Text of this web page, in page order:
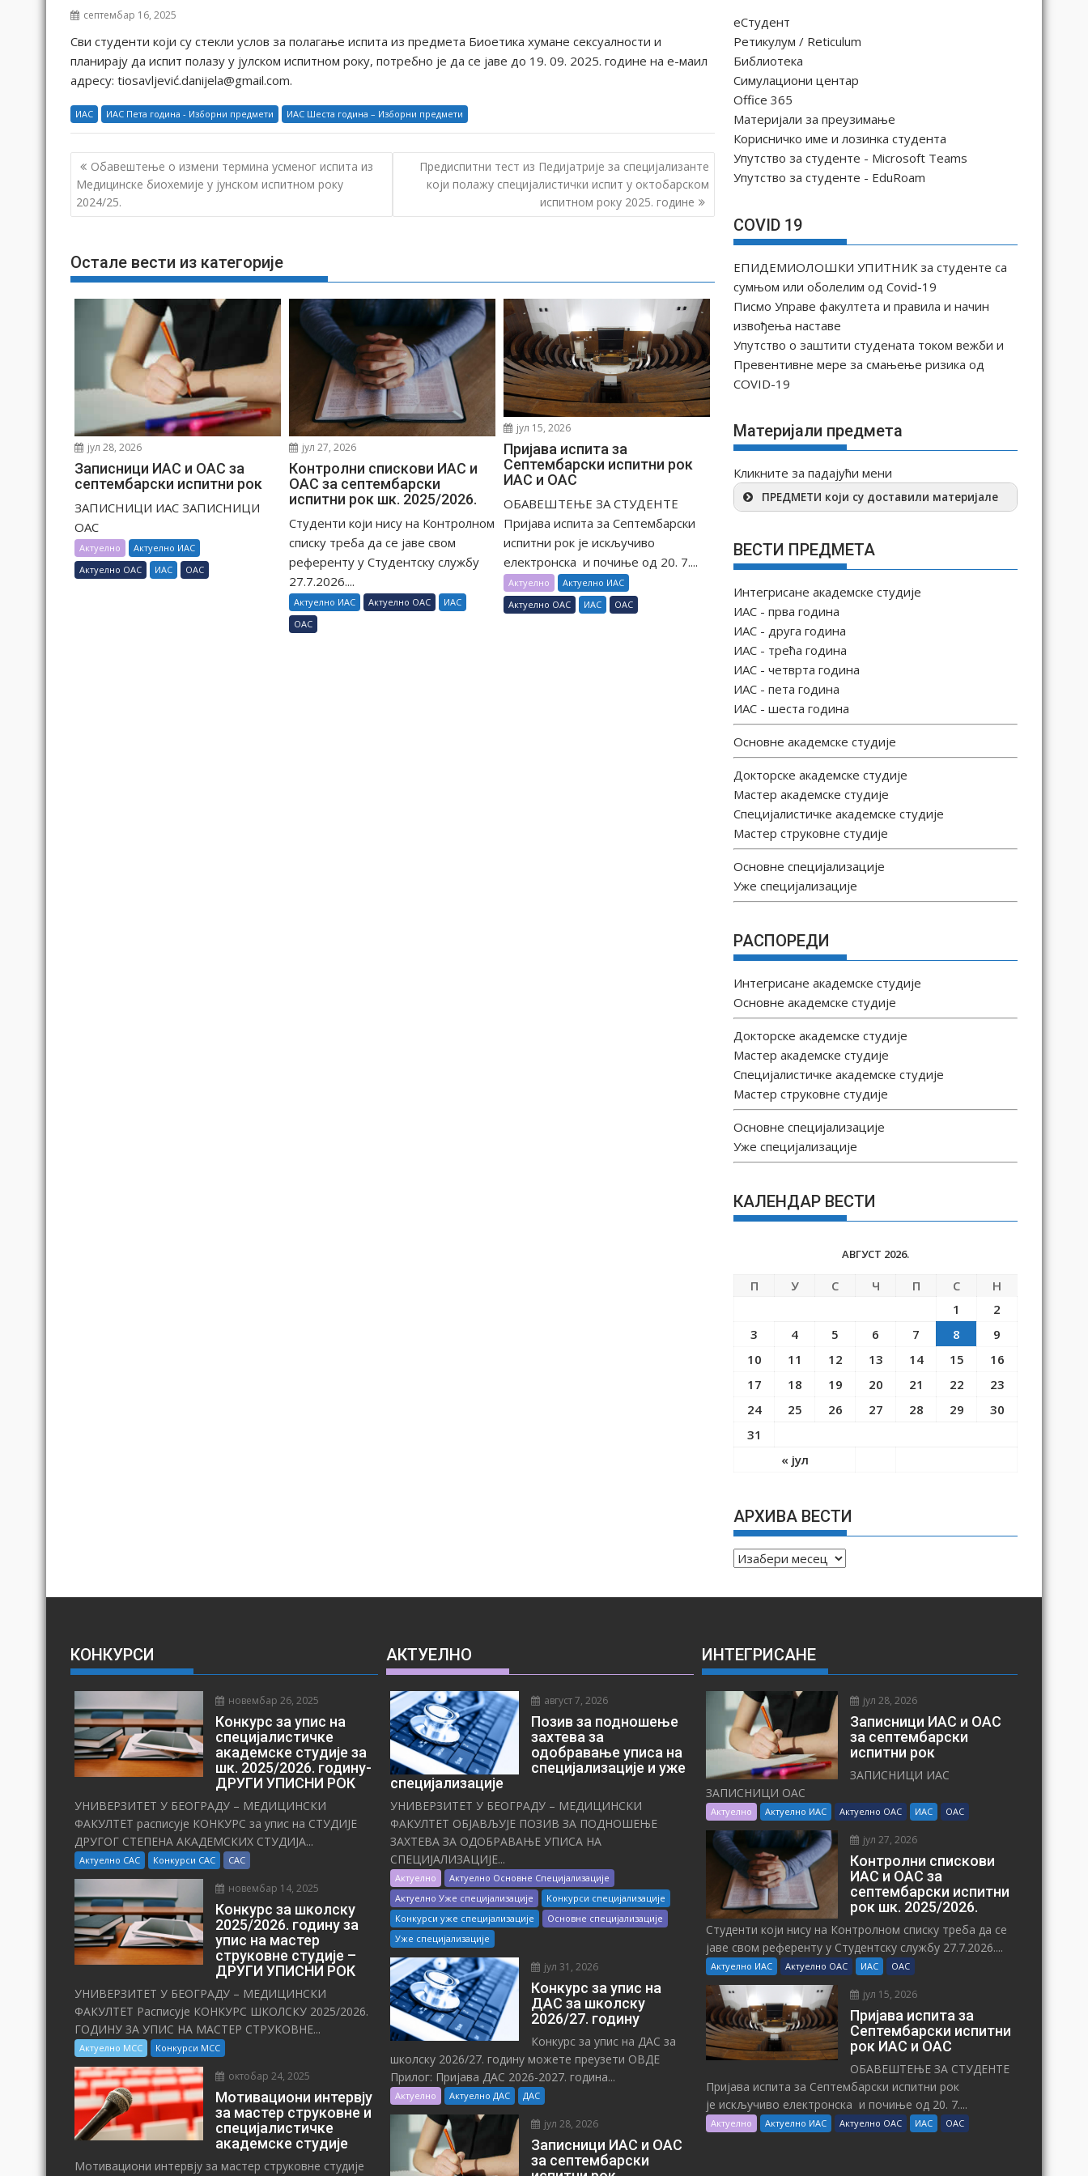
септембар 16, 2025
Сви студенти који су стекли услов за полагање испита из предмета Биоетика хумане сексуалности и
планирају да испит полазу у јулском испитном року, потребно је да се јаве до 19. 09. 2025. године на е-маил
адресу: tiosavljević.danijela@gmail.com.
ИАС ИАС Пета година - Изборни предмети ИАС Шеста година – Изборни предмети
К
р
е
а
њ
к
Обавештење о измени термина усменог испита из
Медицинске биохемије у јунском испитном року
2024/25.
Предиспитни тест из Педијатрије за специјализанте
који полажу специјалистички испит у октобарском
испитном року 2025. године
Остале вести из категорије
јул 28, 2026
Записници ИАС и ОАС за
септембарски испитни рок
ЗАПИСНИЦИ ИАС ЗАПИСНИЦИ
ОАС
Актуелно
Актуелно ИАС
Актуелно ОАС
ИАС ОАС
јул 27, 2026
Контролни спискови ИАС и
ОАС за септембарски
испитни рок шк. 2025/2026.
Студенти који нису на Контролном
списку треба да се јаве свом
референту у Студентску службу
27.7.2026....
Актуелно ИАС Актуелно ОАС
ИАС
ОАС
јул 15, 2026
Пријава испита за
Септембарски испитни рок
ИАС и ОАС
ОБАВЕШТЕЊЕ ЗА СТУДЕНТЕ
Пријава испита за Септембарски
испитни рок је искључиво
електронска и почиње од 20. 7....
Актуелно
Актуелно ИАС
Актуелно ОАС
ИАС ОАС
еСтудент
Ретикулум / Reticulum
Библиотека
Симулациони центар
Office 365
Материјали за преузимање
Корисничко име и лозинка студента
Упутство за студенте - Microsoft Teams
Упутство за студенте - EduRoam
COVID 19
ЕПИДЕМИОЛОШКИ УПИТНИК за студенте са
сумњом или оболелим од Covid-19
Писмо Управе факултета и правила и начин
извођења наставе
Упутство о заштити студената током вежби и
Превентивне мере за смањење ризика од
COVID-19
Материјали предмета
Кликните за падајући мени
ПРЕДМЕТИ који су доставили материјале
ВЕСТИ ПРЕДМЕТА
Интегрисане академске студије
ИАС - прва година
ИАС - друга година
ИАС - трећа година
ИАС - четврта година
ИАС - пета година
ИАС - шеста година
Основне академске студије
Докторске академске студије
Мастер академске студије
Специјалистичке академске студије
Мастер струковне студије
Основне специјализације
Уже специјализације
РАСПОРЕДИ
Интегрисане академске студије
Основне академске студије
Докторске академске студије
Мастер академске студије
Специјалистичке академске студије
Мастер струковне студије
Основне специјализације
Уже специјализације
КАЛЕНДАР ВЕСТИ
АВГУСТ 2026.
П У С Ч П С Н
« јул
1
2
3
4 5 6 7 8
9
10
11 12 13 14 15
16
17
18 19 20 21 22
23
24
25 26 27 28 29
30
31
АРХИВА ВЕСТИ
А
Х
А
В
Е
С
Т
И
КОНКУРСИ
новембар 26, 2025
Конкурс за упис на
специјалистичке
академске студије за
шк. 2025/2026. годину-
ДРУГИ УПИСНИ РОК
УНИВЕРЗИТЕТ У БЕОГРАДУ – МЕДИЦИНСКИ
ФАКУЛТЕТ расписује КОНКУРС за упис на СТУДИЈЕ
ДРУГОГ СТЕПЕНА АКАДЕМСКИХ СТУДИЈА...
Актуелно САС Конкурси САС САС
новембар 14, 2025
Конкурс за школску
2025/⁠2026. годину за
упис на мастер
струковне студије –
ДРУГИ УПИСНИ РОК
УНИВЕРЗИТЕТ У БЕОГРАДУ – МЕДИЦИНСКИ
ФАКУЛТЕТ Расписује КОНКУРС ШКОЛСКУ 2025/⁠2026.
ГОДИНУ ЗА УПИС НА МАСТЕР СТРУКОВНЕ...
Актуелно МСС Конкурси МСС
октобар 24, 2025
Мотивациони интервју
за мастер струковне и
специјалистичке
академске студије
Мотивациони интервју за мастер струковне студије
АКТУЕЛНО
август 7, 2026
Позив за подношење
захтева за
одобравање уписа на
специјализације и уже
специјализације
УНИВЕРЗИТЕТ У БЕОГРАДУ – МЕДИЦИНСКИ
ФАКУЛТЕТ ОБЈАВЉУЈЕ ПОЗИВ ЗА ПОДНОШЕЊЕ
ЗАХТЕВА ЗА ОДОБРАВАЊЕ УПИСА НА
СПЕЦИЈАЛИЗАЦИЈЕ...
Актуелно
Актуелно Основне Специјализације
Актуелно Уже специјализације
Конкурси специјализације
Конкурси уже специјализације
Основне специјализације
Уже специјализације
јул 31, 2026
Конкурс за упис на
ДАС за школску
2026/27. годину
Конкурс за упис на ДАС за
школску 2026/27. годину можете преузети ОВДЕ
Прилог: Пријава ДАС 2026-2027. година...
Актуелно Актуелно ДАС ДАС
јул 28, 2026
Записници ИАС и ОАС
за септембарски
ИНТЕГРИСАНЕ
јул 28, 2026
Записници ИАС и ОАС
за септембарски
испитни рок
ЗАПИСНИЦИ ИАС
ЗАПИСНИЦИ ОАС
Актуелно Актуелно ИАС Актуелно ОАС ИАС ОАС
јул 27, 2026
Контролни спискови
ИАС и ОАС за
септембарски испитни
рок шк. 2025/2026.
Студенти који нису на Контролном списку треба да се
јаве свом референту у Студентску службу 27.7.2026....
Актуелно ИАС Актуелно ОАС ИАС ОАС
јул 15, 2026
Пријава испита за
Септембарски испитни
рок ИАС и ОАС
ОБАВЕШТЕЊЕ ЗА СТУДЕНТЕ
Пријава испита за Септембарски испитни рок
је искључиво електронска и почиње од 20. 7....
Актуелно Актуелно ИАС Актуелно ОАС ИАС ОАС